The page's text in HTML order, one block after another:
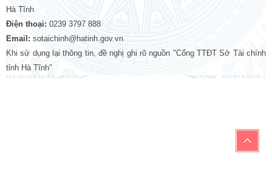
Hà Tĩnh
Điện thoại: 0239 3797 888
Email: sotaichinh@hatinh.gov.vn
Khi sử dụng lại thông tin, đề nghị ghi rõ nguồn "Cổng TTĐT Sở Tài chính
tỉnh Hà Tĩnh"